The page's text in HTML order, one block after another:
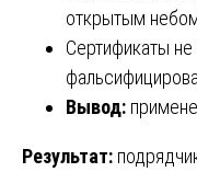
открытым
Сертификаты
Вывод:
Результат: